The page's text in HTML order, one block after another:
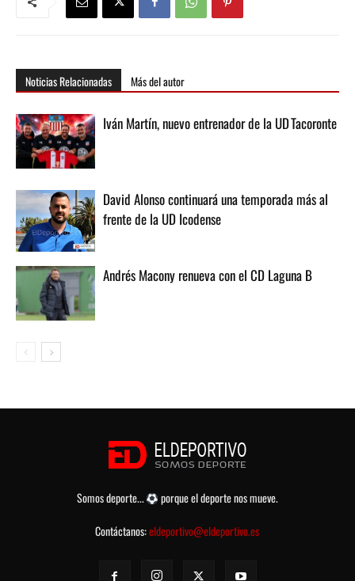
Noticias Relacionadas Más del autor
Iván Martín, nuevo entrenador de la UD Tacoronte
David Alonso continuará una temporada más al
frente de la UD Icodense
Andrés Macony renueva con el CD Laguna B
Somos deporte...
porque el deporte nos mueve.
Contáctanos:eldeportivo@eldeportivo.es